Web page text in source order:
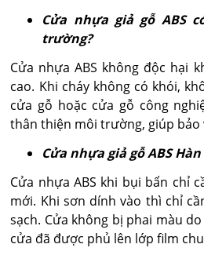
Cửa nhựa giả gỗ ABS
trường?
Cửa nhựa ABS không độc hại
cao. Khi cháy không có khói,
cửa gỗ hoặc cửa gỗ công
thân thiện môi trường, giúp bảo
Cửa nhựa giả gỗ ABS
Cửa nhựa ABS khi bụi bẩn chỉ
mới. Khi sơn dính vào thì chỉ
sạch. Cửa không bị phai màu
cửa đã được phủ lên lớp film